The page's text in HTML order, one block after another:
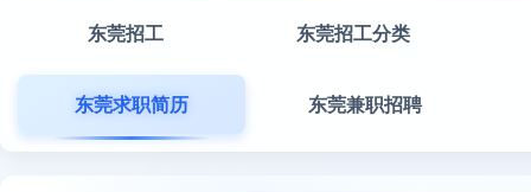
东莞招工 东莞招工分类
东莞求职简历 东莞兼职招聘